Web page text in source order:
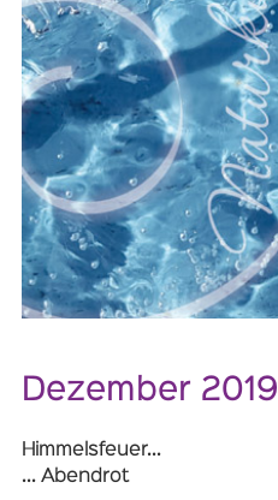
Dezember 2019
Himmelsfeuer...
... Abendrot